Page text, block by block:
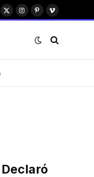
X
Instagram
PinterestVimeo